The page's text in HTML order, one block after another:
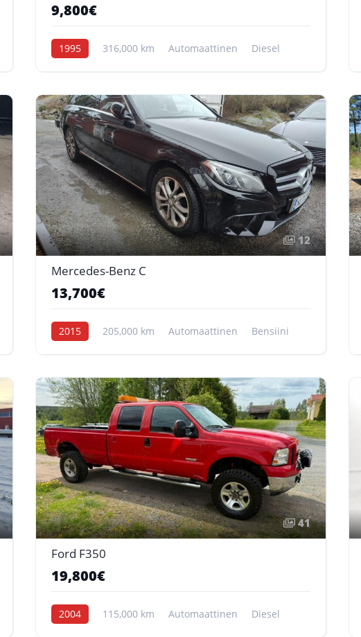
9,800€
1995 316,000 km Automaattinen Diesel
12
Mercedes-Benz C
13,700€
2015 205,000 km Automaattinen Bensiini
41
Ford F350
19,800€
2004 115,000 km Automaattinen Diesel